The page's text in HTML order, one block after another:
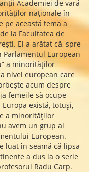
Academiei de vară
naționale în
pe această temă a
la Facultatea de
El a arătat că, spre
Parlamentul European
a minorităților
nivel european care
acum despre
femeile să ocupe
există, totuși,
a minorităților
avem un grup al
European.
luat în seamă că lipsa
a dus la o serie
Radu Carp.